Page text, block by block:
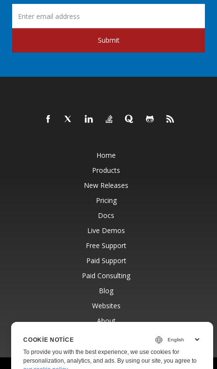
Submit
Home
Products
New Releases
Pricing
Docs
Live Demos
Free Support
Paid Support
Paid Consulting
Blog
Websites
About
COOKIE NOTICE
To provide you with the best experience, we use cookies for
personalization, analytics, and ads. By using our site, you agree to